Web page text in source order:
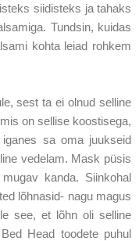
siidisteks ja tahaks
Tundsin, kuidas
kohta leiad rohkem
sest ta ei olnud selline
on sellise koostisega,
sa oma juukseid
vedelam. Mask püsis
kanda. Siinkohal
lõhnasid- nagu magus
see, et lõhn oli selline
Head toodete puhul